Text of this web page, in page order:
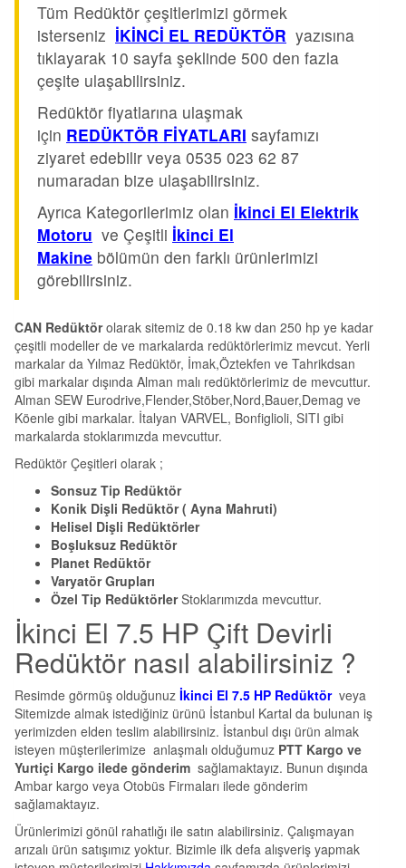
Tüm Redüktör çeşitlerimizi görmek
isterseniz İKİNCİ EL REDÜKTÖR yazısına
tıklayarak 10 sayfa şeklinde 500 den fazla
çeşite ulaşabilirsiniz.
Redüktör fiyatlarına ulaşmak
için REDÜKTÖR FİYATLARI sayfamızı
ziyaret edebilir veya 0535 023 62 87
numaradan bize ulaşabilirsiniz.
Ayrıca Kategorilerimiz olan İkinci El Elektrik
Motoru ve Çeşitli İkinci El
Makine bölümün den farklı ürünlerimizi
görebilirsiniz.
CAN Redüktörolarak sitemiz de 0.18 kw dan 250 hp ye kadar
çeşitli modeller de ve markalarda redüktörlerimiz mevcut. Yerli
markalar da Yılmaz Redüktör, İmak,Öztekfen ve Tahrikdsan
gibi markalar dışında Alman malı redüktörlerimiz de mevcuttur.
Alman SEW Eurodrive,Flender,Stöber,Nord,Bauer,Demag ve
Köenle gibi markalar. İtalyan VARVEL, Bonfiglioli, SITI gibi
markalarda stoklarımızda mevcuttur.
Redüktör Çeşitleri olarak ;
Sonsuz Tip Redüktör
Konik Dişli Redüktör ( Ayna Mahruti)
Helisel Dişli Redüktörler
Boşluksuz Redüktör
Planet Redüktör
Varyatör Grupları
Özel Tip RedüktörlerStoklarımızda mevcuttur.
İkinci El 7.5 HP Çift Devirli
Redüktör nasıl alabilirsiniz ?
Resimde görmüş olduğunuz İkinci El 7.5 HP Redüktörveya
Sitemizde almak istediğiniz ürünü İstanbul Kartal da bulunan iş
yerimizden elden teslim alabilirsiniz. İstanbul dışı ürün almak
isteyen müşterilerimize anlaşmalı olduğumuz PTT Kargo ve
Yurtiçi Kargo ilede gönderim sağlamaktayız. Bunun dışında
Ambar kargo veya Otobüs Firmaları ilede gönderim
sağlamaktayız.
Ürünlerimizi gönül rahatlığı ile satın alabilirsiniz. Çalışmayan
arızalı ürün satışımız yoktur. Bizimle ilk defa alışveriş yapmak